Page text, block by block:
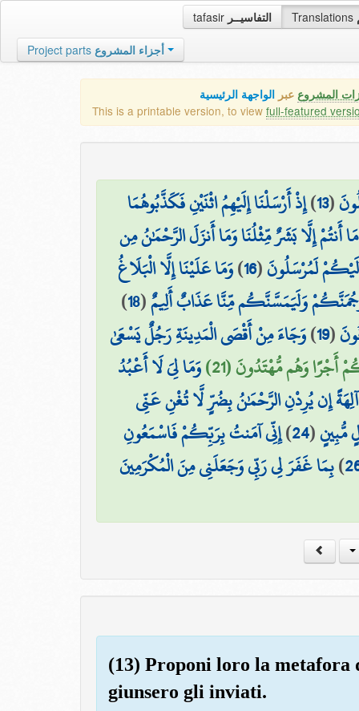
tafasir التفاسيــر Translations
Project parts أجزاء المشروع
المشروع عبر الواجهة الرئيسية
This is a printable version, to view full-featured
(
13
)إِذْ أَرْسَلْنَا إِلَيْهِمُ اثْنَيْنِ فَكَذَّبُوهُمَا
مَا أَنتُمْ إِلَّا بَشَرٌ مِّثْلُنَا وَمَا أَنزَلَ الرَّحْمَٰنُ مِن
إِلَيْكُمْ لَمُرْسَلُونَ(
16
)وَمَا عَلَيْنَا إِلَّا الْبَلَاغُ
وَلَيَمَسَّنَّكُم مِّنَّا عَذَابٌ أَلِيمٌ(
18
)
(
19
)وَجَاءَ مِنْ أَقْصَى الْمَدِينَةِ رَجُلٌ يَسْعَىٰ
أَجْرًا وَهُم مُّهْتَدُونَ (21)
وَمَا لِيَ لَا أَعْبُدُ
إِن يُرِدْنِ الرَّحْمَٰنُ بِضُرٍّ لَّا تُغْنِ عَنِّي
مُّبِينٍ(
24
)إِنِّي آمَنتُ بِرَبِّكُمْ فَاسْمَعُونِ
)بِمَا غَفَرَ لِي رَبِّي وَجَعَلَنِي مِنَ الْمُكْرَمِينَ
(13) Proponi loro la
giunsero gli inviati.